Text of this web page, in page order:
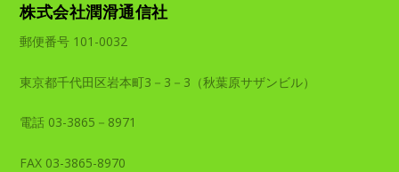
株式会社潤滑通信社
郵便番号 101-0032
東京都千代田区岩本町3－3－3（秋葉原サザンビル）
電話 03-3865－8971
FAX 03-3865-8970